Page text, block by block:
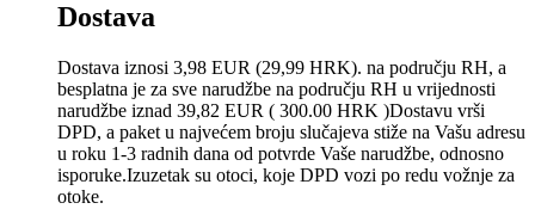
Dostava
Dostava iznosi 3,98 EUR (29,99 HRK). na području RH, a
besplatna je za sve narudžbe na području RH u vrijednosti
narudžbe iznad 39,82 EUR ( 300.00 HRK )Dostavu vrši
DPD, a paket u najvećem broju slučajeva stiže na Vašu adresu
u roku 1-3 radnih dana od potvrde Vaše narudžbe, odnosno
isporuke.Izuzetak su otoci, koje DPD vozi po redu vožnje za
otoke.